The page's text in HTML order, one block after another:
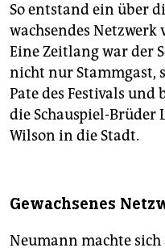
So entstand ein über
wachsendes Netzwerk
Eine Zeitlang war der
nicht nur Stammgast,
Pate des Festivals
die Schauspiel-Brüder
Wilson in die Stadt.
Gewachsenes
Neumann machte